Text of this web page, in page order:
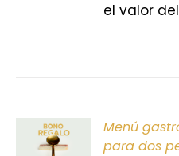
el valor
Menú
para dos